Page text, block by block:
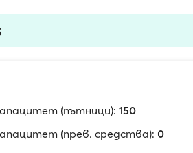
(пътници): 150
(прев. средства): 0